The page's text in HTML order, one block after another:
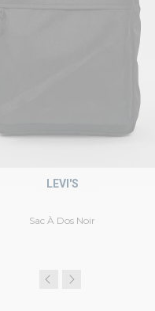
Sac À Dos Noir
LEVI'S